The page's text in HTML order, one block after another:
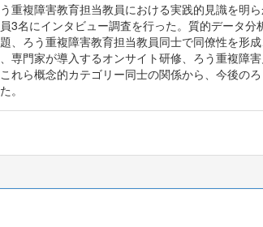
重複障害教育担当教員における実践的見識を明
3名にインタビュー調査を行った。質的データ
、ろう重複障害教育担当教員同士で同僚性を形
専門家が導入するオンサイト研修、ろう重複障
れら概念的カテゴリー同士の関係から、今後の
。